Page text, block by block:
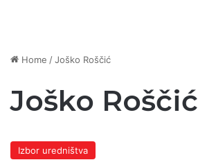
Home /Joško Roščić
Joško Roščić
Izbor uredništva